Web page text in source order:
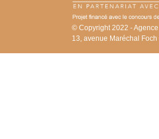
© Copyright 2022 -
13, avenue Maréchal